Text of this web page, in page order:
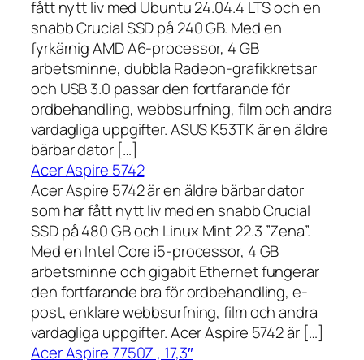
fått nytt liv med Ubuntu 24.04.4 LTS och en
snabb Crucial SSD på 240 GB. Med en
fyrkärnig AMD A6-processor, 4 GB
arbetsminne, dubbla Radeon-grafikkretsar
och USB 3.0 passar den fortfarande för
ordbehandling, webbsurfning, film och andra
vardagliga uppgifter. ASUS K53TK är en äldre
bärbar dator […]
Acer Aspire 5742
Acer Aspire 5742 är en äldre bärbar dator
som har fått nytt liv med en snabb Crucial
SSD på 480 GB och Linux Mint 22.3 ”Zena”.
Med en Intel Core i5-processor, 4 GB
arbetsminne och gigabit Ethernet fungerar
den fortfarande bra för ordbehandling, e-
post, enklare webbsurfning, film och andra
vardagliga uppgifter. Acer Aspire 5742 är […]
Acer Aspire 7750Z , 17,3″